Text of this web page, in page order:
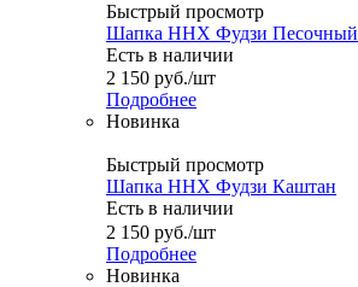
Быстрый просмотр
Шапка ННХ Фудзи Песочный
Есть в наличии
2 150 руб./шт
Подробнее
Новинка
Быстрый просмотр
Шапка ННХ Фудзи Каштан
Есть в наличии
2 150 руб./шт
Подробнее
Новинка